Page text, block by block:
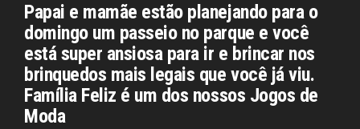
Papai e mamãe estão planejando para o
domingo um passeio no parque e você
está super ansiosa para ir e brincar nos
brinquedos mais legais que você já viu.
Família Feliz é um dos nossos Jogos de
Moda